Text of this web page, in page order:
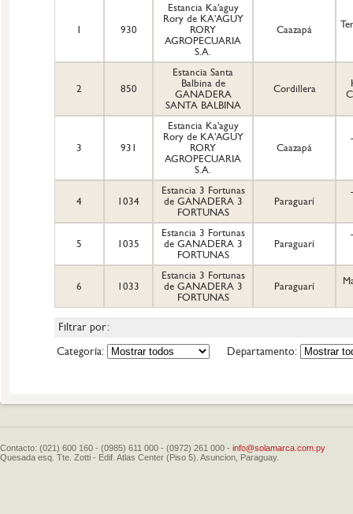
1 930
Estancia Ka'aguy
Rory de KA'AGUY
RORY
AGROPECUARIA
S.A.
Caazapá
2 850
Estancia Santa
Balbina de
GANADERA
SANTA BALBINA
Cordillera
3 931
Estancia Ka'aguy
Rory de KA'AGUY
RORY
AGROPECUARIA
S.A.
Caazapá
4 1034
Estancia 3 Fortunas
de GANADERA 3
FORTUNAS
Paraguarí
5 1035
Estancia 3 Fortunas
de GANADERA 3
FORTUNAS
Paraguarí
6 1033
Estancia 3 Fortunas
de GANADERA 3
FORTUNAS
Paraguarí
Filtrar por:
Categoría:
Departamento:
Contacto: (021) 600 160 - (0985) 611 000 - (0972) 261 000 - info@solamarca.com.py
Quesada esq. Tte. Zotti - Edif. Atlas Center (Piso 5). Asuncion, Paraguay.